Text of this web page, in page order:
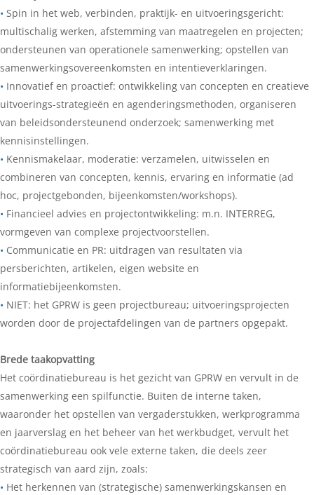
• Spin in het web, verbinden, praktijk- en uitvoeringsgericht:
multischalig werken, afstemming van maatregelen en projecten;
ondersteunen van operationele samenwerking; opstellen van
samenwerkingsovereenkomsten en intentieverklaringen.
• Innovatief en proactief: ontwikkeling van concepten en creatieve
uitvoerings-strategieën en agenderingsmethoden, organiseren
van beleidsondersteunend onderzoek; samenwerking met
kennisinstellingen.
• Kennismakelaar, moderatie: verzamelen, uitwisselen en
combineren van concepten, kennis, ervaring en informatie (ad
hoc, projectgebonden, bijeenkomsten/workshops).
• Financieel advies en projectontwikkeling: m.n. INTERREG,
vormgeven van complexe projectvoorstellen.
• Communicatie en PR: uitdragen van resultaten via
persberichten, artikelen, eigen website en
informatiebijeenkomsten.
• NIET: het GPRW is geen projectbureau; uitvoeringsprojecten
worden door de projectafdelingen van de partners opgepakt.
Brede taakopvatting
Het coördinatiebureau is het gezicht van GPRW en vervult in de
samenwerking een spilfunctie. Buiten de interne taken,
waaronder het opstellen van vergaderstukken, werkprogramma
en jaarverslag en het beheer van het werkbudget, vervult het
coördinatiebureau ook vele externe taken, die deels zeer
strategisch van aard zijn, zoals:
• Het herkennen van (strategische) samenwerkingskansen en